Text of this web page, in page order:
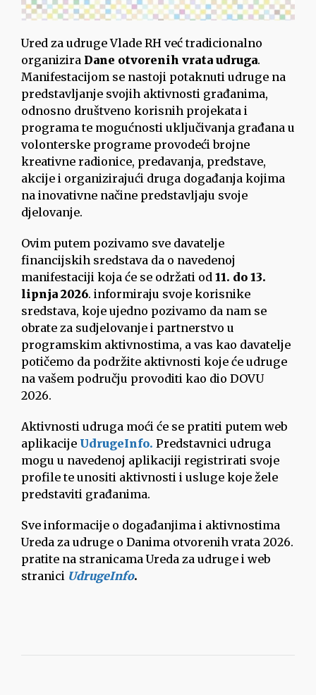
Ured za udruge Vlade RH već tradicionalno
organizira Dane otvorenih vrata udruga.
Manifestacijom se nastoji potaknuti udruge na
predstavljanje svojih aktivnosti građanima,
odnosno društveno korisnih projekata i
programa te mogućnosti uključivanja građana u
volonterske programe provodeći brojne
kreativne radionice, predavanja, predstave,
akcije i organizirajući druga događanja kojima
na inovativne načine predstavljaju svoje
djelovanje.
Ovim putem pozivamo sve davatelje
financijskih sredstava da o navedenoj
manifestaciji koja će se održati od 11. do 13.
lipnja 2026. informiraju svoje korisnike
sredstava, koje ujedno pozivamo da nam se
obrate za sudjelovanje i partnerstvo u
programskim aktivnostima, a vas kao davatelje
potičemo da podržite aktivnosti koje će udruge
na vašem području provoditi kao dio DOVU
2026.
Aktivnosti udruga moći će se pratiti putem web
aplikacije UdrugeInfo. Predstavnici udruga
mogu u navedenoj aplikaciji registrirati svoje
profile te unositi aktivnosti i usluge koje žele
predstaviti građanima.
Sve informacije o događanjima i aktivnostima
Ureda za udruge o Danima otvorenih vrata 2026.
pratite na stranicama Ureda za udruge i web
stranici UdrugeInfo.